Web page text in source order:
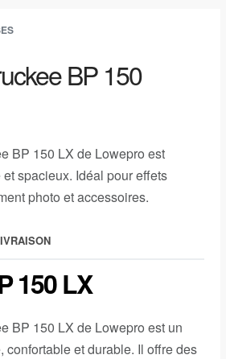
BP 150
BP 150 LX de Lowepro est
spacieux. Idéal pour effets
photo et accessoires.
150 LX
BP 150 LX de Lowepro est un
confortable et durable. Il offre des